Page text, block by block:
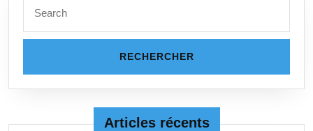
for:
Articles récents